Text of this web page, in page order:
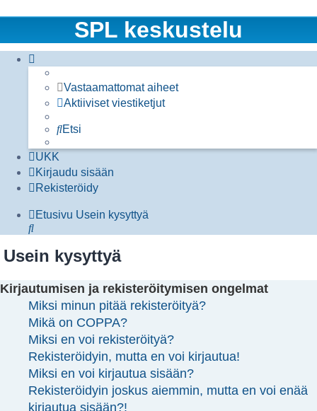
SPL keskustelu
Vastaamattomat aiheet
Aktiiviset viestiketjut
Etsi
UKK
Kirjaudu sisään
Rekisteröidy
Etusivu Usein kysyttyä
Etsi
Usein kysyttyä
Kirjautumisen ja rekisteröitymisen ongelmat
Miksi minun pitää rekisteröityä?
Mikä on COPPA?
Miksi en voi rekisteröityä?
Rekisteröidyin, mutta en voi kirjautua!
Miksi en voi kirjautua sisään?
Rekisteröidyin joskus aiemmin, mutta en voi enää
kirjautua sisään?!